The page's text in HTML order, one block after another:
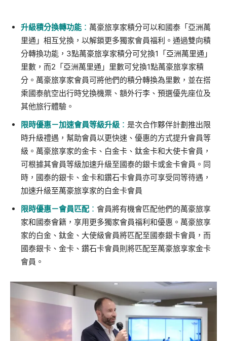
升級積分換轉功能 ： 萬豪旅享家積分可以和國泰「亞洲萬
里通」相互兌換，以解鎖更多獨家會員福利。通過雙向積
分轉換功能，3點萬豪旅享家積分可兌換1「亞洲萬里通」
里數，而2「亞洲萬里通」里數可兌換1點萬豪旅享家積
分。萬豪旅享家會員可將他們的積分轉換為里數，並在搭
乘國泰航空出行時兌換機票、額外行李、預選優先座位及
其他旅行體驗。
限時優惠－加速會員等級升級 ： 是次合作夥伴計劃推出限
時升級禮遇，幫助會員以更快速、優惠的方式提升會員等
級。萬豪旅享家的金卡、白金卡、鈦金卡和大使卡會員，
可根據其會員等級加速升級至國泰的銀卡或金卡會員。同
時，國泰的銀卡、金卡和鑽石卡會員亦可享受同等待遇，
加速升級至萬豪旅享家的白金卡會員
限時優惠－會員匹配 ： 會員將有機會匹配他們的萬豪旅享
家和國泰會籍，享用更多獨家會員福利和優惠。萬豪旅享
家的白金、鈦金、大使級會員將匹配至國泰銀卡會員，而
國泰銀卡、金卡、鑽石卡會員則將匹配至萬豪旅享家金卡
會員。